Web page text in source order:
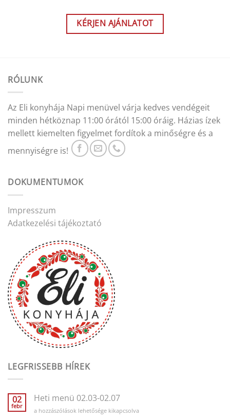
KÉRJEN AJÁNLATOT
RÓLUNK
Az Eli konyhája Napi menüvel várja kedves vendégeit
minden hétköznap 11:00 órától 15:00 óráig. Házias ízek
mellett kiemelten figyelmet fordítok a minőségre és a
mennyiségre is!
DOKUMENTUMOK
Impresszum
Adatkezelési tájékoztató
LEGFRISSEBB HÍREK
02
febr
Heti menü 02.03-02.07
Heti
a hozzászólások lehetősége kikapcsolva